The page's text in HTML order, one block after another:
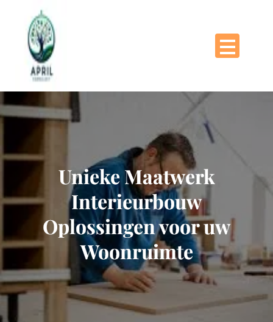
Unieke Maatwerk
Interieurbouw
Oplossingen voor uw
Woonruimte